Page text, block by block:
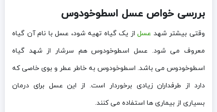
بررسی خواص عسل اسطوخودوس
وقتی بیشتر شهد عسلاز یک گیاه تهیه شود، عسل با نام آن گیاه
معروف می شود. عسل اسطوخودوس هم سرشار از شهد گیاه
اسطوخودوس می باشد. اسطوخودوس به خاطر عطر و بوی خاصی که
دارد از طرفداران زیادی برخوردار است. از این عسل برای درمان
بسیاری از بیماری ها استفاده می کنند.